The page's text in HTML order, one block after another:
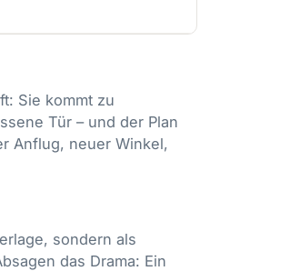
Sie kommt zu
Tür – und der Plan
Anflug, neuer Winkel,
sondern als
das Drama: Ein